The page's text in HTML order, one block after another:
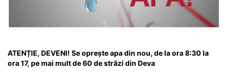
ATENȚIE, DEVENI! Se oprește apa din nou, de la ora 8:30 la
ora 17, pe mai mult de 60 de străzi din Deva